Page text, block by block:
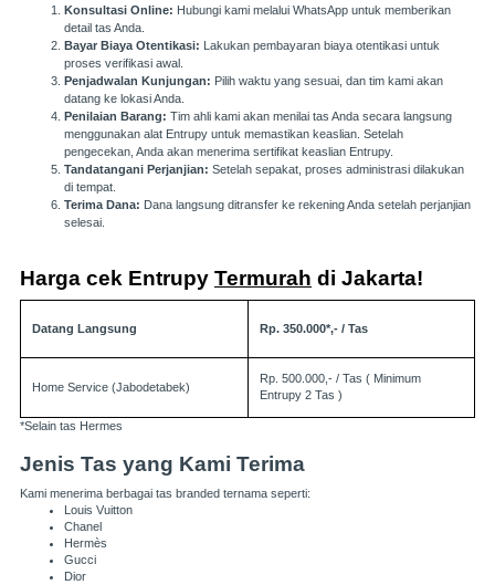
Konsultasi Online: Hubungi kami melalui WhatsApp untuk memberikan
detail tas Anda.
Bayar Biaya Otentikasi: Lakukan pembayaran biaya otentikasi untuk
proses verifikasi awal.
Penjadwalan Kunjungan: Pilih waktu yang sesuai, dan tim kami akan
datang ke lokasi Anda.
Penilaian Barang: Tim ahli kami akan menilai tas Anda secara langsung
menggunakan alat Entrupy untuk memastikan keaslian. Setelah
pengecekan, Anda akan menerima sertifikat keaslian Entrupy.
Tandatangani Perjanjian: Setelah sepakat, proses administrasi dilakukan
di tempat.
Terima Dana: Dana langsung ditransfer ke rekening Anda setelah perjanjian
selesai.
Harga cek Entrupy Termurah di Jakarta!
Datang Langsung Rp. 350.000*,- / Tas
Home Service (Jabodetabek)
Rp. 500.000,- / Tas ( Minimum
Entrupy 2 Tas )
*Selain tas Hermes
Jenis Tas yang Kami Terima
Kami menerima berbagai tas branded ternama seperti:
Louis Vuitton
Chanel
Hermès
Gucci
Dior